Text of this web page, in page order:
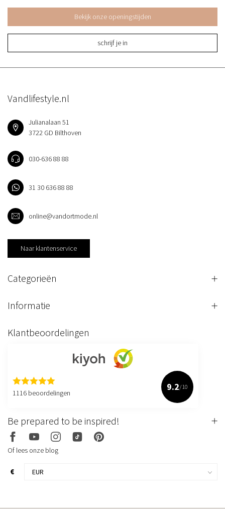
Bekijk onze openingstijden
schrijf je in
Vandlifestyle.nl
Julianalaan 51
3722 GD Bilthoven
030-636 88 88
31 30 636 88 88
online@vandortmode.nl
Naar klantenservice
Categorieën
Informatie
Klantbeoordelingen
1116 beoordelingen
9.2/10
Be prepared to be inspired!
Of lees onze blog
€